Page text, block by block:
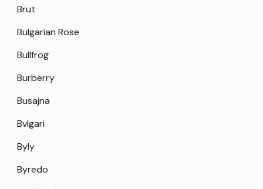
Brut
Bulgarian Rose
Bullfrog
Burberry
Busajna
Bvlgari
Byly
Byredo